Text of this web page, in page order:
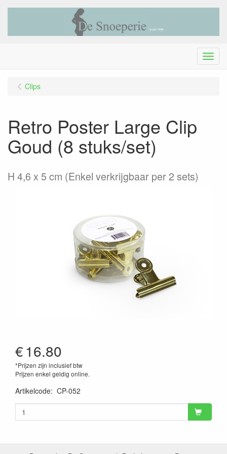
Menu
Clips
Retro Poster Large Clip
Goud (8 stuks/set)
H 4,6 x 5 cm (Enkel verkrijgbaar per 2 sets)
€16.80
*Prijzen zijn inclusief btw
Prijzen enkel geldig online.
Artikelcode: CP-052